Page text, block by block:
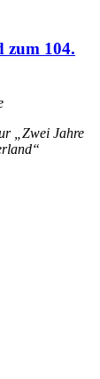
zum 104.
„Zwei Jahre